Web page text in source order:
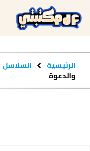
الرئيسية السلاسل
والدعوة